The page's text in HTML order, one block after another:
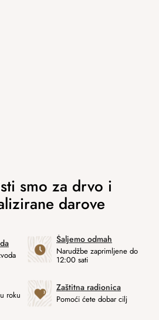
Šaljemo odmah
Narudžbe zaprimljene do
12:00 sati
roku
Zaštitna radionica
Pomoći ćete dobar cilj